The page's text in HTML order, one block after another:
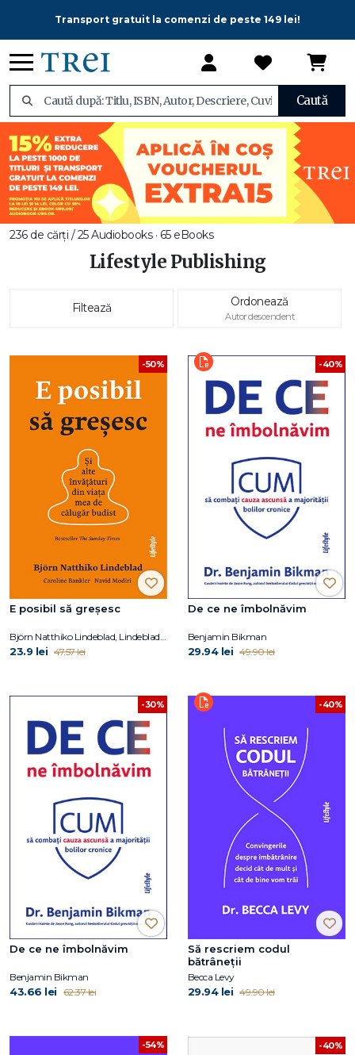
Transport gratuit la comenzi de peste 149 lei!
Caută
236 de cărți / 25 Audiobooks · 65 eBooks
Lifestyle Publishing
Filtează Ordonează
Autor descendent
-50%
E posibil să greșesc
23.9 lei 47.57 lei
-40%
De ce ne îmbolnăvim
Benjamin Bikman
29.94 lei 49.90 lei
-30%
De ce ne îmbolnăvim
Benjamin Bikman
43.66 lei 62.37 lei
-40%
Să rescriem codul
bătrâneții
Becca Levy
29.94 lei 49.90 lei
-54% -40%